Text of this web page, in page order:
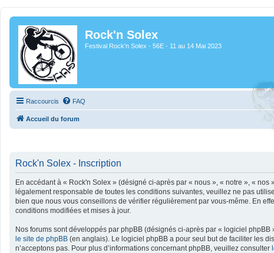
Rock'n Solex
Festival Rock'n Solex - 56E - 11 au 14 Mai 2023
Raccourcis FAQ
Accueil du forum
Rock'n Solex - Inscription
En accédant à « Rock'n Solex » (désigné ci-après par « nous », « notre », «
légalement responsable de toutes les conditions suivantes, veuillez ne pas
bien que nous vous conseillons de vérifier régulièrement par vous-même. En
conditions modifiées et mises à jour.
Nos forums sont développés par phpBB (désignés ci-après par « logiciel
le site de phpBB (en anglais). Le logiciel phpBB a pour seul but de faciliter les
n’acceptons pas. Pour plus d’informations concernant phpBB, veuillez consulter